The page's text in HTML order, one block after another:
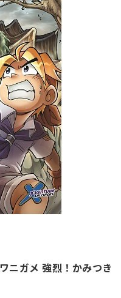
ニガメ 強烈！かみつき